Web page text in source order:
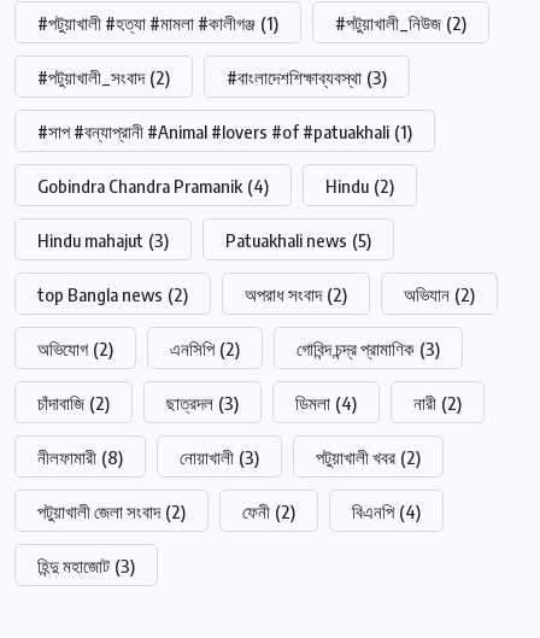
#পটুয়াখালী #হত্যা #মামলা #কালীগঞ্জ (1) #পটুয়াখালী_নিউজ (2)
#পটুয়াখালী_সংবাদ (2) #বাংলাদেশশিক্ষাব্যবস্থা (3)
#সাপ #বন্যাপ্রানী #Animal #lovers #of #patuakhali (1)
Gobindra Chandra Pramanik (4) Hindu (2)
Hindu mahajut (3) Patuakhali news (5)
top Bangla news (2) অপরাধ সংবাদ (2) অভিযান (2)
অভিযোগ (2) এনসিপি (2) গোবিন্দ চন্দ্র প্রামাণিক (3)
চাঁদাবাজি (2) ছাত্রদল (3) ডিমলা (4) নারী (2)
নীলফামারী (8) নোয়াখালী (3) পটুয়াখালী খবর (2)
পটুয়াখালী জেলা সংবাদ (2) ফেনী (2) বিএনপি (4)
হিন্দু মহাজোট (3)